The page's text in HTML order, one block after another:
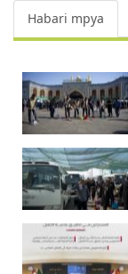
Habari mpya